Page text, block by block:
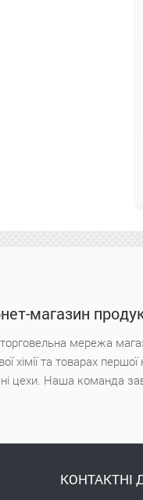
магазин
мережа
хімії та товарах
цехи. Наша команда
КОНТАКТНІ